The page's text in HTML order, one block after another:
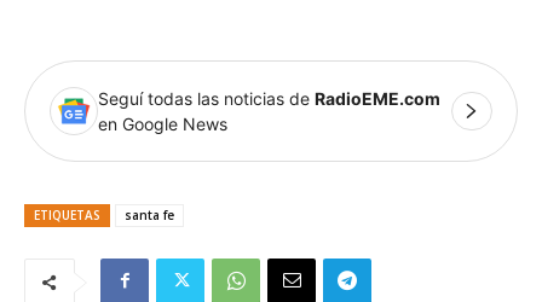
Seguí todas las noticias de RadioEME.com
en Google News
ETIQUETAS santa fe